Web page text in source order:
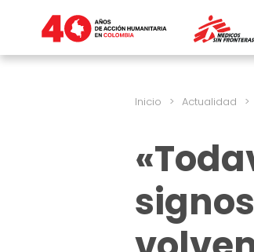
Inicio > Actualidad >